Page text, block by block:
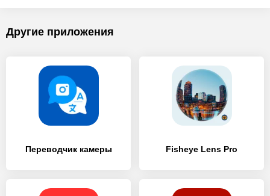
Другие приложения
Переводчик камеры Fisheye Lens Pro